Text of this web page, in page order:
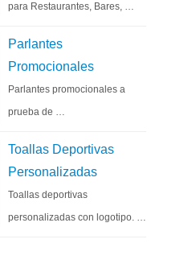
para Restaurantes, Bares, …
Parlantes
Promocionales
Parlantes promocionales a
prueba de …
Toallas Deportivas
Personalizadas
Toallas deportivas
personalizadas con logotipo. …